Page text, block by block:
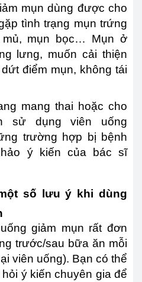
mụn dùng được cho
tình trạng mụn trứng
mủ, mụn bọc… Mụn ở
lưng, muốn cải thiện
điểm mụn, không tái
mang thai hoặc cho
sử dụng viên uống
trường hợp bị bệnh
ý kiến của bác sĩ
số lưu ý khi dùng
giảm mụn rất đơn
trước/sau bữa ăn mỗi
viên uống). Bạn có thể
ý kiến chuyên gia để